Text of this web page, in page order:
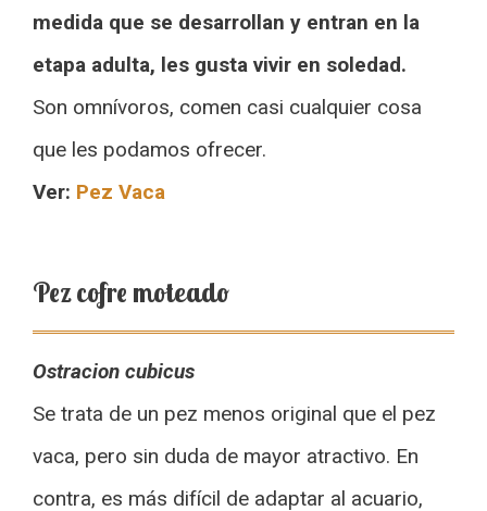
medida que se desarrollan y entran en la
etapa adulta, les gusta vivir en soledad.
Son omnívoros, comen casi cualquier cosa
que les podamos ofrecer.
Ver: Pez Vaca
Pez cofre moteado
Ostracion cubicus
Se trata de un pez menos original que el pez
vaca, pero sin duda de mayor atractivo. En
contra, es más difícil de adaptar al acuario,